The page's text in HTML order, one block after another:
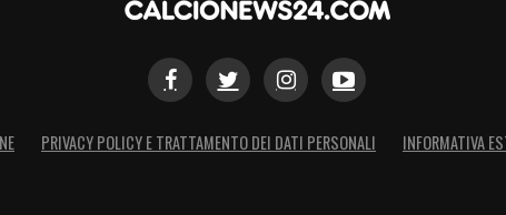
PRIVACY POLICY E TRATTAMENTO DEI DATI PERSONALI INFORMATIVA